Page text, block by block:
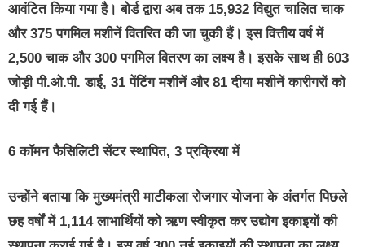
आवंटित किया गया है। बोर्ड द्वारा अब तक 15,932 विद्युत चालित चाक
और 375 पगमिल मशीनें वितरित की जा चुकी हैं। इस वित्तीय वर्ष में
2,500 चाक और 300 पगमिल वितरण का लक्ष्य है। इसके साथ ही 603
जोड़ी पी.ओ.पी. डाई, 31 पेंटिंग मशीनें और 81 दीया मशीनें कारीगरों को
दी गई हैं।
6 कॉमन फैसिलिटी सेंटर स्थापित, 3 प्रक्रिया में
उन्होंने बताया कि मुख्यमंत्री माटीकला रोजगार योजना के अंतर्गत पिछले
छह वर्षों में 1,114 लाभार्थियों को ऋण स्वीकृत कर उद्योग इकाइयों की